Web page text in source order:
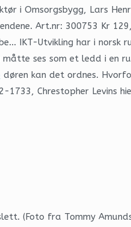
i Omsorgsbygg, Lars
Art.nr: 300753 Kr
IKT-Utvikling har i norsk
ses som et ledd i en
døren kan det ordnes.
Chrestopher Levins
(Foto fra Tommy